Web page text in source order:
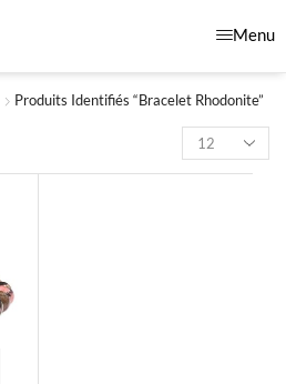
Menu
Produits Identifiés “Bracelet Rhodonite”